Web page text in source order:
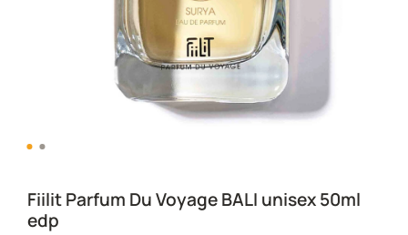
Fiilit Parfum Du Voyage BALI unisex 50ml
edp